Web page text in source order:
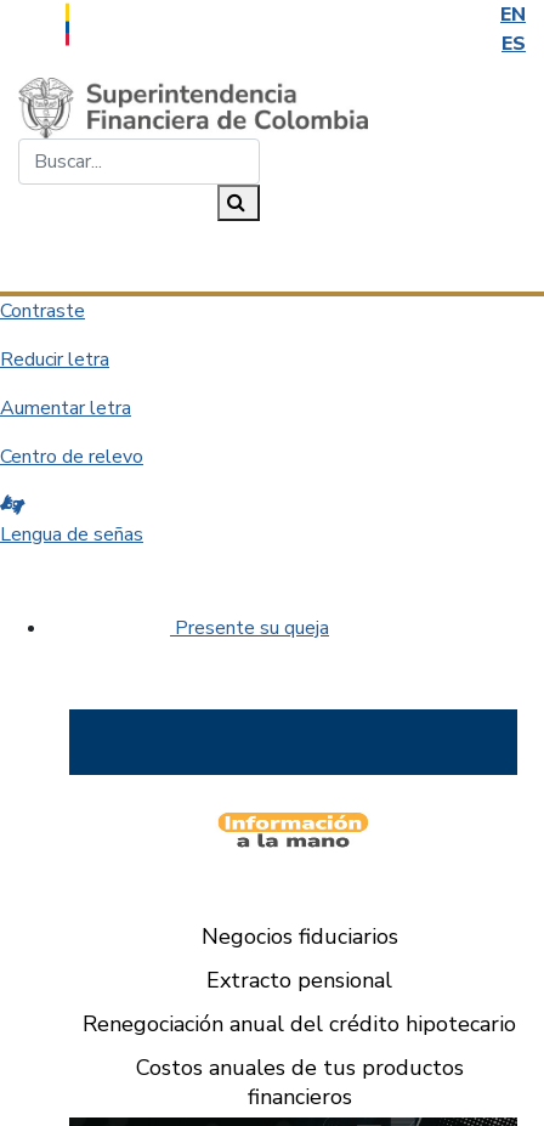
EN
ES
Saltar al contenido principal
Contraste
Reducir letra
Aumentar letra
Centro de relevo
Lengua de señas
Presente su queja
Negocios fiduciarios
Extracto pensional
Renegociación anual del crédito hipotecario
Costos anuales de tus productos
financieros